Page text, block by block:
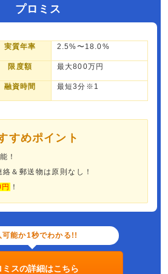
プロミス
実質年率 2.5%〜18.0%
限度額 最大800万円
融資時間 最短3分※1
すめポイント
！
＆郵送物は原則なし！
！
可能か1秒でわかる!!
ミスの詳細はこちら